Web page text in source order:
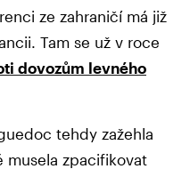
ze zahraničí má již
Tam se už v roce
dovozům levného
tehdy zažehla
musela zpacifikovat